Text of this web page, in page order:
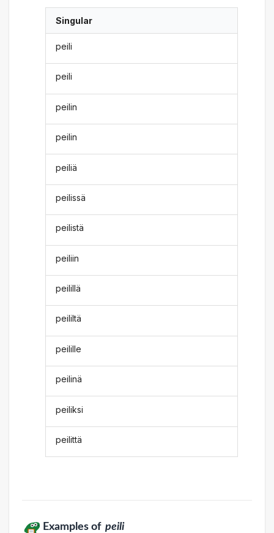
Singular
peili
peili
peilin
peilin
peiliä
peilissä
peilistä
peiliin
peilillä
peililtä
peilille
peilinä
peiliksi
peilittä
Examples of peili